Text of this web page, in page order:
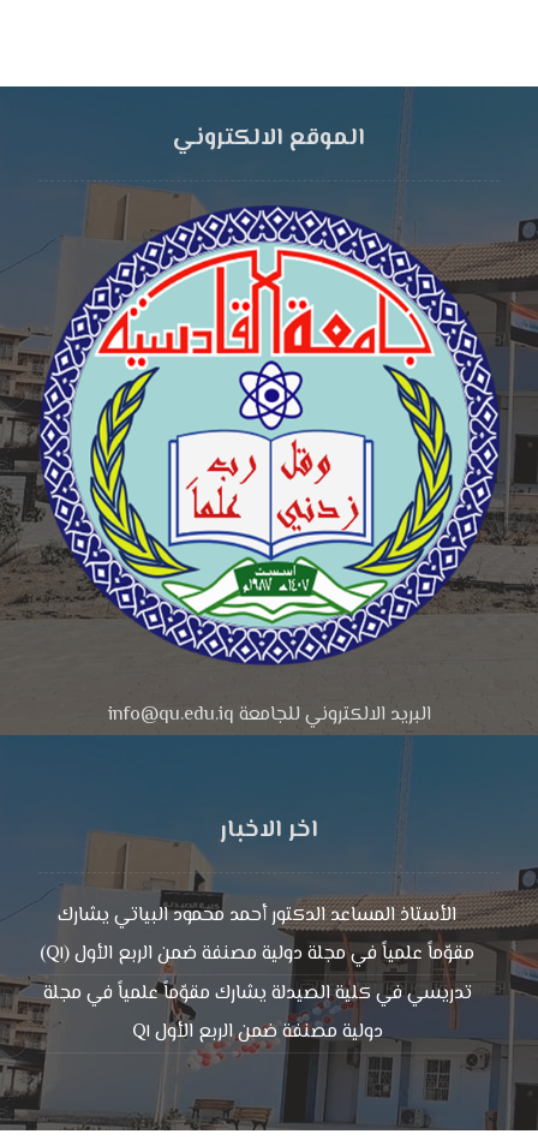
الموقع الالكتروني
البريد الالكتروني للجامعة info@qu.edu.iq
اخر الاخبار
الأستاذ المساعد الدكتور أحمد محمود البياتي يشارك
مقوّماً علمياً في مجلة دولية مصنفة ضمن الربع الأول (Q١)
تدريسي في كلية الصيدلة يشارك مقوّماً علمياً في مجلة
دولية مصنفة ضمن الربع الأول Q١